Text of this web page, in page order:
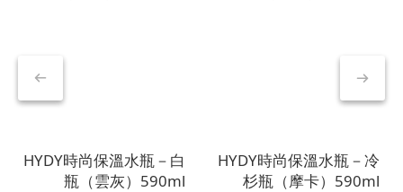
HYDY時尚保溫水瓶－白
瓶（雲灰）590ml
HYDY時尚保溫水瓶－冷
杉瓶（摩卡）590ml